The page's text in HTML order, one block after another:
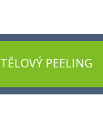
TĚLOVÝ PEELING